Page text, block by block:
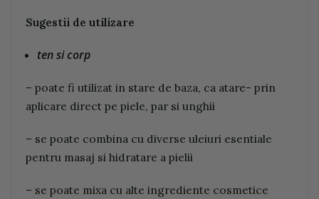
Sugestii de utilizare
ten si corp
– poate fi utilizat in stare de baza, ca atare- prin
aplicare direct pe piele, par si unghii
– se poate combina cu diverse uleiuri esentiale
pentru masaj si hidratare a pielii
– se poate mixa cu alte ingrediente cosmetice